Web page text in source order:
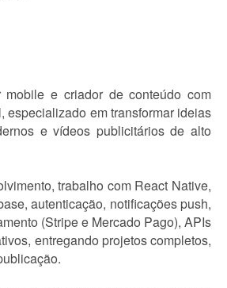
mobile e criador de conteúdo com
especializado em transformar ideias
e vídeos publicitários de alto
trabalho com React Native,
autenticação, notificações push,
(Stripe e Mercado Pago), APIs
entregando projetos completos,